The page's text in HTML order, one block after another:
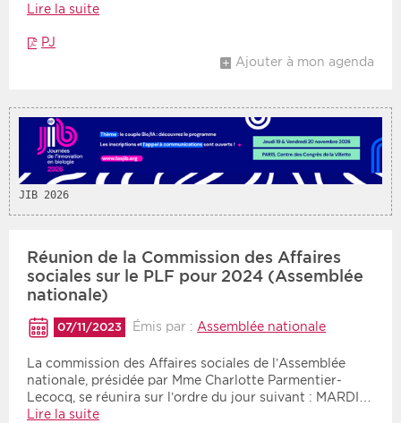
Lire la suite
PJ
Ajouter à mon agenda
JIB 2026
Réunion de la Commission des Affaires
sociales sur le PLF pour 2024 (Assemblée
nationale)
07/11/2023 Émis par :Assemblée nationale
La commission des Affaires sociales de l’Assemblée
nationale, présidée par Mme Charlotte Parmentier-
Lecocq, se réunira sur l’ordre du jour suivant : MARDI…
Lire la suite